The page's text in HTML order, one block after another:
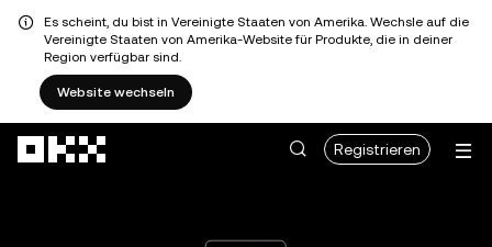
Es scheint, du bist in Vereinigte Staaten von Amerika. Wechsle auf die
Vereinigte Staaten von Amerika-Website für Produkte, die in deiner
Region verfügbar sind.
Website wechseln
Registrieren